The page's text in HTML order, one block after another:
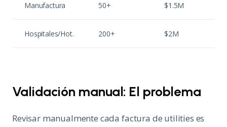
Manufactura 50+ $1.5M
Hospitales/Hot. 200+ $2M
Validación manual: El problema
Revisar manualmente cada factura de utilities es